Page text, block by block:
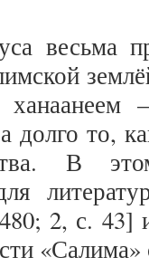
весьма
долго то,
В
2, с. 43]